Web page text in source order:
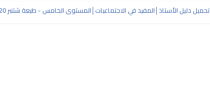
تحميل دليل الأستاذ│المفيد في الاجتماعيات│المستوى الخامس - طبعة شتنبر 2020